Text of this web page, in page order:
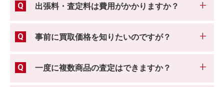
出張料・査定料は費用がかかりますか？
事前に買取価格を知りたいのですが？
一度に複数商品の査定はできますか？